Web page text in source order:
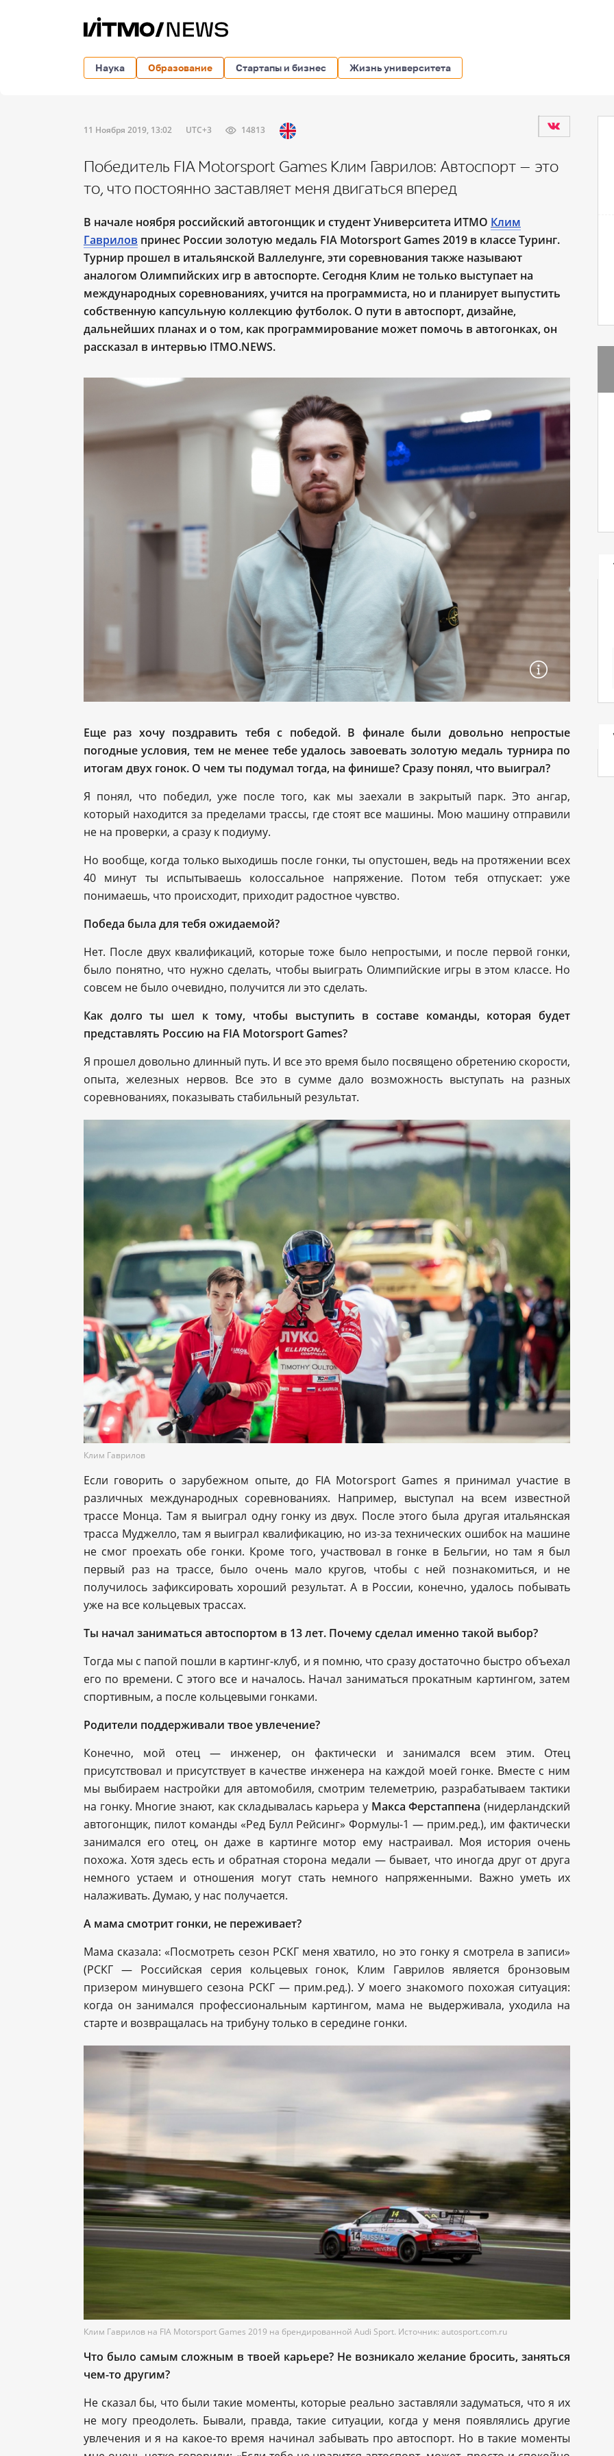
Наука Образование Стартапы и бизнес Жизнь университета
11 Ноября 2019, 13:02 UTC+3 14813
Победитель FIA Motorsport Games Клим Гаврилов: Автоспорт — это
то, что постоянно заставляет меня двигаться вперед
В начале ноября российский автогонщик и студент Университета ИТМО Клим
Гаврилов принес России золотую медаль FIA Motorsport Games 2019 в классе Туринг.
Турнир прошел в итальянской Валлелунге, эти соревнования также называют
аналогом Олимпийских игр в автоспорте. Сегодня Клим не только выступает на
международных соревнованиях, учится на программиста, но и планирует выпустить
собственную капсульную коллекцию футболок. О пути в автоспорт, дизайне,
дальнейших планах и о том, как программирование может помочь в автогонках, он
рассказал в интервью ITMO.NEWS.
Еще раз хочу поздравить тебя с победой. В финале были довольно непростые
погодные условия, тем не менее тебе удалось завоевать золотую медаль турнира по
итогам двух гонок. О чем ты подумал тогда, на финише? Сразу понял, что выиграл?
Я понял, что победил, уже после того, как мы заехали в закрытый парк. Это ангар,
который находится за пределами трассы, где стоят все машины. Мою машину отправили
не на проверки, а сразу к подиуму.
Но вообще, когда только выходишь после гонки, ты опустошен, ведь на протяжении всех
40 минут ты испытываешь колоссальное напряжение. Потом тебя отпускает: уже
понимаешь, что происходит, приходит радостное чувство.
Победа была для тебя ожидаемой?
Нет. После двух квалификаций, которые тоже было непростыми, и после первой гонки,
было понятно, что нужно сделать, чтобы выиграть Олимпийские игры в этом классе. Но
совсем не было очевидно, получится ли это сделать.
Как долго ты шел к тому, чтобы выступить в составе команды, которая будет
представлять Россию на FIA Motorsport Games?
Я прошел довольно длинный путь. И все это время было посвящено обретению скорости,
опыта, железных нервов. Все это в сумме дало возможность выступать на разных
соревнованиях, показывать стабильный результат.
Клим Гаврилов
Если говорить о зарубежном опыте, до FIA Motorsport Games я принимал участие в
различных международных соревнованиях. Например, выступал на всем известной
трассе Монца. Там я выиграл одну гонку из двух. После этого была другая итальянская
трасса Муджелло, там я выиграл квалификацию, но из-за технических ошибок на машине
не смог проехать обе гонки. Кроме того, участвовал в гонке в Бельгии, но там я был
первый раз на трассе, было очень мало кругов, чтобы с ней познакомиться, и не
получилось зафиксировать хороший результат. А в России, конечно, удалось побывать
уже на все кольцевых трассах.
Ты начал заниматься автоспортом в 13 лет. Почему сделал именно такой выбор?
Тогда мы с папой пошли в картинг-клуб, и я помню, что сразу достаточно быстро объехал
его по времени. С этого все и началось. Начал заниматься прокатным картингом, затем
спортивным, а после кольцевыми гонками.
Родители поддерживали твое увлечение?
Конечно, мой отец — инженер, он фактически и занимался всем этим. Отец
присутствовал и присутствует в качестве инженера на каждой моей гонке. Вместе с ним
мы выбираем настройки для автомобиля, смотрим телеметрию, разрабатываем тактики
на гонку. Многие знают, как складывалась карьера у Макса Ферстаппена (нидерландский
автогонщик, пилот команды «Ред Булл Рейсинг» Формулы-1 — прим.ред.), им фактически
занимался его отец, он даже в картинге мотор ему настраивал. Моя история очень
похожа. Хотя здесь есть и обратная сторона медали — бывает, что иногда друг от друга
немного устаем и отношения могут стать немного напряженными. Важно уметь их
налаживать. Думаю, у нас получается.
А мама смотрит гонки, не переживает?
Мама сказала: «Посмотреть сезон РСКГ меня хватило, но это гонку я смотрела в записи»
(РСКГ — Российская серия кольцевых гонок, Клим Гаврилов является бронзовым
призером минувшего сезона РСКГ — прим.ред.). У моего знакомого похожая ситуация:
когда он занимался профессиональным картингом, мама не выдерживала, уходила на
старте и возвращалась на трибуну только в середине гонки.
Клим Гаврилов на FIA Motorsport Games 2019 на брендированной Audi Sport. Источник: autosport.com.ru
Что было самым сложным в твоей карьере? Не возникало желание бросить, заняться
чем-то другим?
Не сказал бы, что были такие моменты, которые реально заставляли задуматься, что я их
не могу преодолеть. Бывали, правда, такие ситуации, когда у меня появлялись другие
увлечения и я на какое-то время начинал забывать про автоспорт. Но в такие моменты